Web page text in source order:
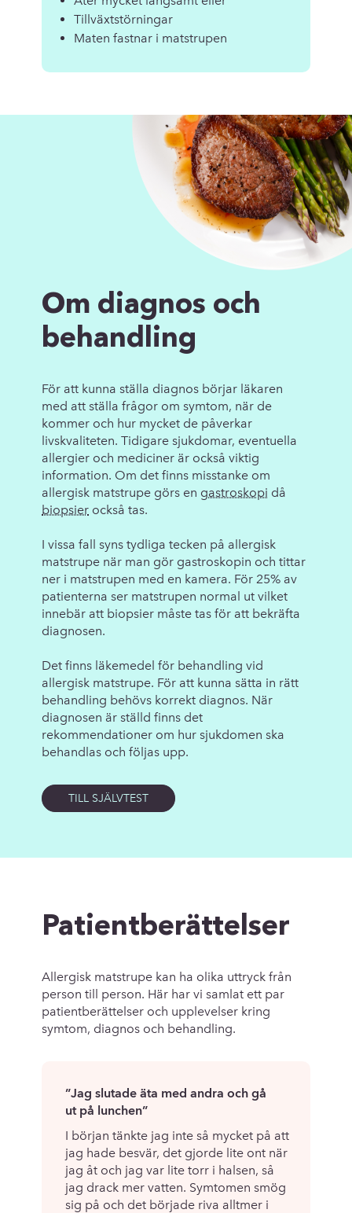
Tillväxtstörningar
Maten fastnar i matstrupen
Om diagnos och
behandling
För att kunna ställa diagnos börjar läkaren
med att ställa frågor om symtom, när de
kommer och hur mycket de påverkar
livskvaliteten. Tidigare sjukdomar, eventuella
allergier och mediciner är också viktig
information. Om det finns misstanke om
allergisk matstrupe görs en gastroskopi då
biopsier också tas.
I vissa fall syns tydliga tecken på allergisk
matstrupe när man gör gastroskopin och tittar
ner i matstrupen med en kamera. För 25% av
patienterna ser matstrupen normal ut vilket
innebär att biopsier måste tas för att bekräfta
diagnosen.
Det finns läkemedel för behandling vid
allergisk matstrupe. För att kunna sätta in rätt
behandling behövs korrekt diagnos. När
diagnosen är ställd finns det
rekommendationer om hur sjukdomen ska
behandlas och följas upp.
TILL SJÄLVTEST
Patientberättelser
Allergisk matstrupe kan ha olika uttryck från
person till person. Här har vi samlat ett par
patientberättelser och upplevelser kring
symtom, diagnos och behandling.
”Jag slutade äta med andra och gå
ut på lunchen”
I början tänkte jag inte så mycket på att
jag hade besvär, det gjorde lite ont när
jag åt och jag var lite torr i halsen, så
jag drack mer vatten. Symtomen smög
sig på och det började riva alltmer i